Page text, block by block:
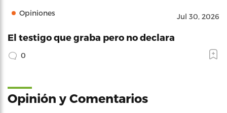
Opiniones Jul 30, 2026
El testigo que graba pero no declara
0
Opinión y Comentarios